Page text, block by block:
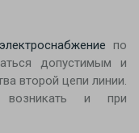
электроснабжение по
допустимым и
второй цепи линии.
возникать и при